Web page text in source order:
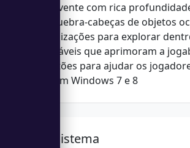
História envolvente com rica
Desafios de quebra-cabeças de objetos
Múltiplas localizações para explorar
Itens colecionáveis que aprimoram a
Dicas e sugestões para ajudar os
Compatível com Windows 7 e 8
do Sistema